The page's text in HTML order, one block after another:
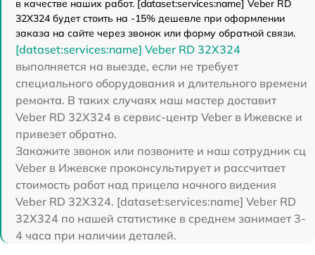
в качестве наших работ. [dataset:services:name] Veber RD
32X324 будет стоить на -15% дешевле при оформлении
заказа на сайте через звонок или форму обратной связи.
[dataset:services:name] Veber RD 32X324
выполняется на выезде, если не требует
специального оборудования и длительного времени
ремонта. В таких случаях наш мастер доставит
Veber RD 32X324 в сервис-центр Veber в Ижевске и
привезет обратно.
Закажите звонок или позвоните и наш сотрудник сц
Veber в Ижевске проконсультирует и рассчитает
стоимость работ над прицела ночного видения
Veber RD 32X324. [dataset:services:name] Veber RD
32X324 по нашей статистике в среднем занимает 3-
4 часа при наличии деталей.